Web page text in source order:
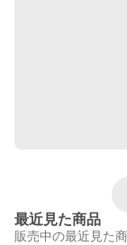
最近見た商品
販売中の最近見た